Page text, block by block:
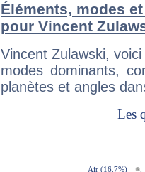
Éléments, modes
pour Vincent
Vincent Zulawski,
modes dominants,
planètes et angles